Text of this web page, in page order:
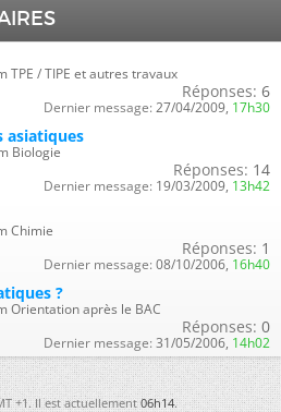
TPE / TIPE et autres travaux
Réponses: 6
Dernier message: 27/04/2009, 17h30
asiatiques
Biologie
Réponses: 14
Dernier message: 19/03/2009, 13h42
Chimie
Réponses: 1
Dernier message: 08/10/2006, 16h40
?
Orientation après le BAC
Réponses: 0
Dernier message: 31/05/2006, 14h02
+1. Il est actuellement06h14.